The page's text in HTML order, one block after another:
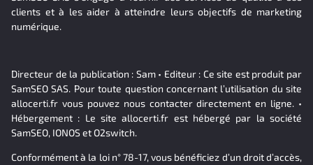
clients et à les aider à atteindre leurs objectifs de marketing
numérique.
Directeur de la publication : Sam • Editeur : Ce site est produit par
SamSEO SAS. Pour toute question concernant l’utilisation du site
allocerti.fr vous pouvez nous contacter directement en ligne. •
Hébergement : Le site allocerti.fr est hébergé par la société
SamSEO, IONOS et O2switch.
Conformément à la loi n° 78-17, vous bénéficiez d’un droit d’accès,